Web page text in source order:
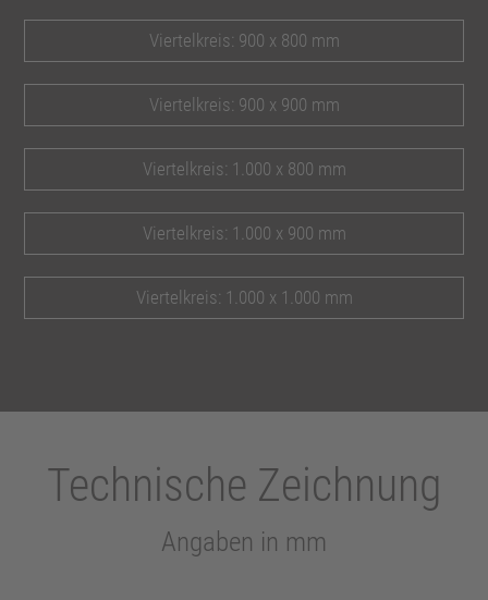
Viertelkreis: 900 x 800 mm
Viertelkreis: 900 x 900 mm
Viertelkreis: 1.000 x 800 mm
Viertelkreis: 1.000 x 900 mm
Viertelkreis: 1.000 x 1.000 mm
Technische Zeichnung
Angaben in mm